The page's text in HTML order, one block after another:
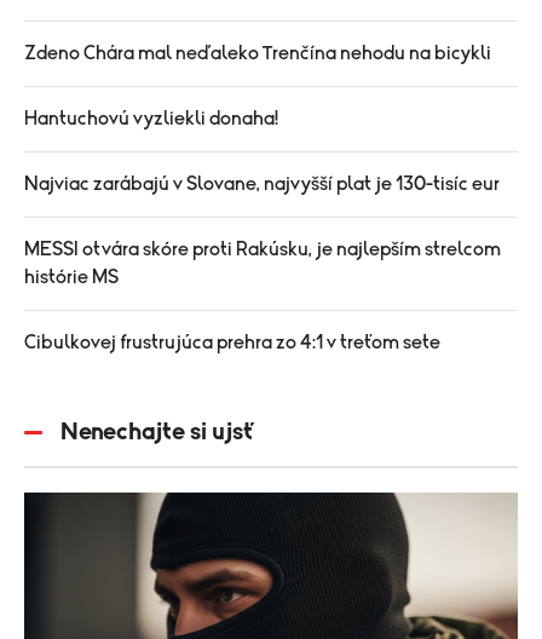
Zdeno Chára mal neďaleko Trenčína nehodu na bicykli
Hantuchovú vyzliekli donaha!
Najviac zarábajú v Slovane, najvyšší plat je 130-tisíc eur
MESSI otvára skóre proti Rakúsku, je najlepším strelcom
histórie MS
Cibulkovej frustrujúca prehra zo 4:1 v treťom sete
Nenechajte si ujsť